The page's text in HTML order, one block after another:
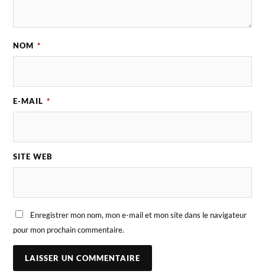
NOM *
E-MAIL *
SITE WEB
Enregistrer mon nom, mon e-mail et mon site dans le navigateur
pour mon prochain commentaire.